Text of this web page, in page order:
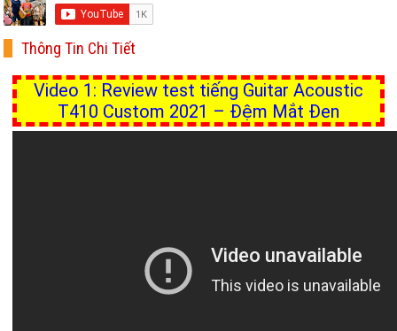
Thông Tin Chi Tiết
Video 1: Review test tiếng Guitar Acoustic
T410 Custom 2021 – Đệm Mắt Đen